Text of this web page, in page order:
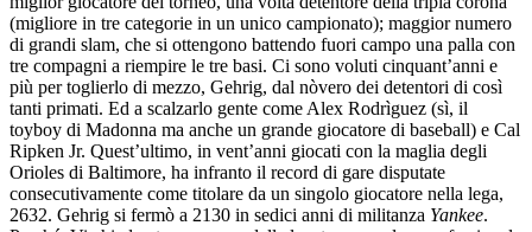
(migliore in tre categorie in un unico campionato); maggior numero
di grandi slam, che si ottengono battendo fuori campo una palla con
tre compagni a riempire le tre basi. Ci sono voluti cinquant’anni e
più per toglierlo di mezzo, Gehrig, dal nòvero dei detentori di così
tanti primati. Ed a scalzarlo gente come Alex Rodrìguez (sì, il
toyboy di Madonna ma anche un grande giocatore di baseball) e Cal
Ripken Jr. Quest’ultimo, in vent’anni giocati con la maglia degli
Orioles di Baltimore, ha infranto il record di gare disputate
consecutivamente come titolare da un singolo giocatore nella lega,
2632. Gehrig si fermò a 2130 in sedici anni di militanza Yankee.